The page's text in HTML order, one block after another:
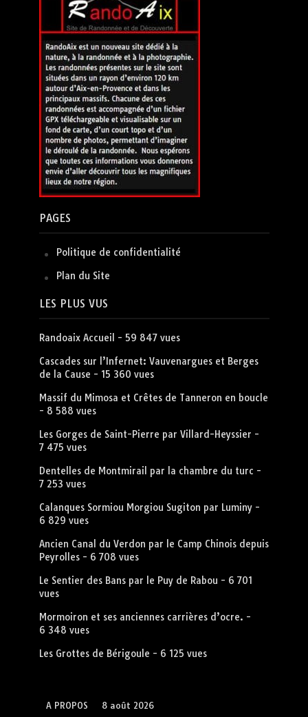
PAGES
Politique de confidentialité
Plan du Site
LES PLUS VUS
Randoaix Accueil - 59 847 vues
Cascades sur l’Infernet: Vauvenargues et Berges
de la Cause - 15 360 vues
Massif du Mimosa et Crêtes de Tanneron en boucle
- 8 588 vues
Les Gorges de Saint-Pierre par Villard-Heyssier -
7 475 vues
Dentelles de Montmirail par la chambre du turc -
7 253 vues
Calanques Sormiou Morgiou Sugiton par Luminy-
6 829 vues
Ancien Canal du Verdon par le Camp Chinois depuis
Peyrolles- 6 708 vues
Le Sentier des Bans par le Puy de Rabou - 6 701
vues
Mormoiron et ses anciennes carrières d’ocre. -
6 348 vues
Les Grottes de Bérigoule - 6 125 vues
A PROPOS 8 août 2026